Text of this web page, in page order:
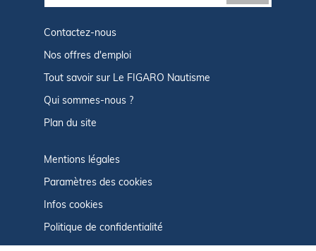
Contactez-nous
Nos offres d'emploi
Tout savoir sur Le FIGARO Nautisme
Qui sommes-nous ?
Plan du site
Mentions légales
Paramètres des cookies
Infos cookies
Politique de confidentialité